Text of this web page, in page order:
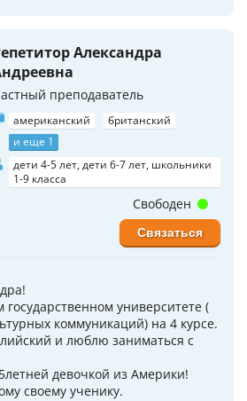
Александра
преподаватель
американский
британский
и еще 1
дети 4-5 лет, дети 6-7 лет, школьники
1-9 класса
государственном университете (
коммуникаций) на 4 курсе.
и люблю заниматься с
девочкой из Америки!
своему ученику.
Свободен
Связаться